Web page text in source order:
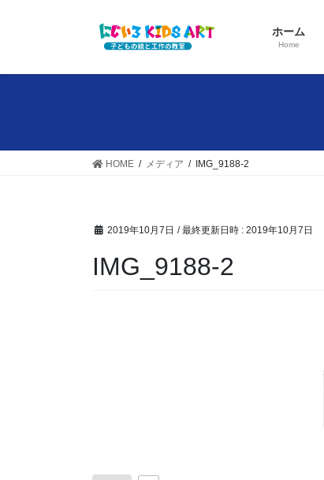
ホーム
Home
HOME メディア IMG_9188-2
2019年10月7日 / 最終更新日時 : 2019年10月7日
IMG_9188-2